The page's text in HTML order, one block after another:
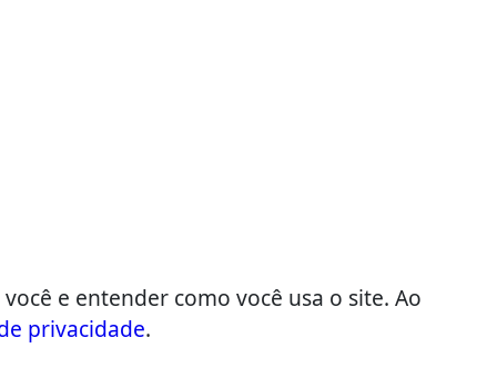
e entender como você usa o site. Ao
privacidade.